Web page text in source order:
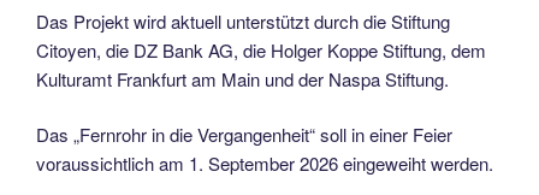
Das Projekt wird aktuell unterstützt durch die Stiftung
Citoyen, die DZ Bank AG, die Holger Koppe Stiftung, dem
Kulturamt Frankfurt am Main und der Naspa Stiftung.
Das „Fernrohr in die Vergangenheit“ soll in einer Feier
voraussichtlich am 1. September 2026 eingeweiht werden.